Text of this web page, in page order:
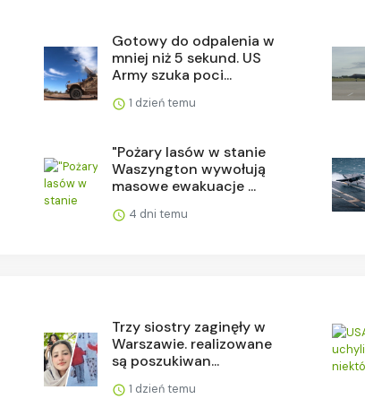
Gotowy do odpalenia w
mniej niż 5 sekund. US
Army szuka poci...
1 dzień temu
"Pożary lasów w stanie
Waszyngton wywołują
masowe ewakuacje ...
4 dni temu
Trzy siostry zaginęły w
Warszawie. realizowane
są poszukiwan...
1 dzień temu